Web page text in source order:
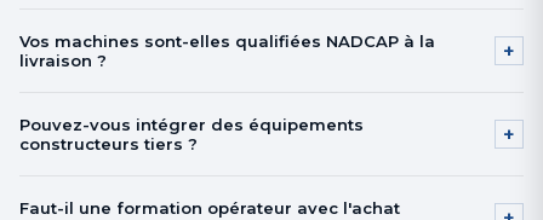
40 semaines pour une cellule robotisée CNC selon configuration.
Contactez-nous pour un devis cadencé.
Vos machines sont-elles qualifiées NADCAP à la
livraison ?
+
de saturation Almen, contrôles équipement). La qualification NADCAP
Heat Treatment reste celle de l'exploitant — nous accompagnons votre
Pouvez-vous intégrer des équipements
constructeurs tiers ?
+
Nous sélectionnons objectivement le meilleur matériel partenaire (sans
Faut-il une formation opérateur avec l'achat